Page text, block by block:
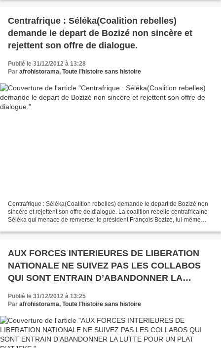
Centrafrique : Séléka(Coalition rebelles)
demande le depart de Bozizé non sincère et
rejettent son offre de dialogue.
Publié le 31/12/2012 à 13:28
Par afrohistorama, Toute l'histoire sans histoire
Centrafrique : Séléka(Coalition rebelles) demande le depart de Bozizé non
sincère et rejettent son offre de dialogue. La coalition rebelle centrafricaine
Séléka qui menace de renverser le président François Bozizé, lui-même
AUX FORCES INTERIEURES DE LIBERATION
NATIONALE NE SUIVEZ PAS LES COLLABOS
QUI SONT ENTRAIN D’ABANDONNER LA
Publié le 31/12/2012 à 13:25
Par afrohistorama, Toute l'histoire sans histoire